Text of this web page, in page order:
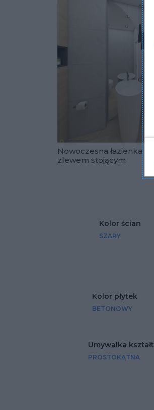
Nowoczesna łazienka ze
zlewem stojącym
Kolor ścian
SZARY
Kolor płytek
BETONOWY
Umywalka kształt
PROSTOKĄTNA